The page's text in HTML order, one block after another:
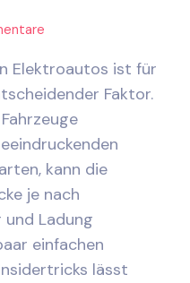
Elektroautos ist für
Faktor.
kann die
je nach
und Ladung
einfachen
lässt